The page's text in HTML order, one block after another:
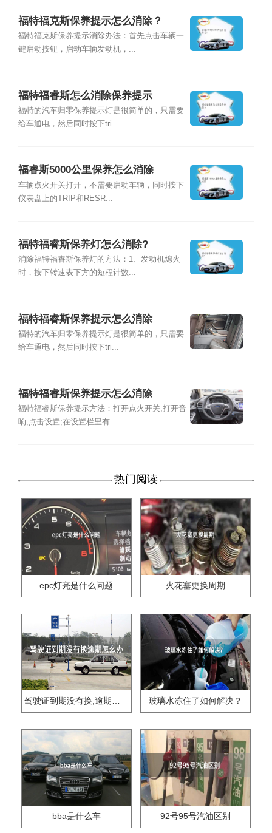
福特福克斯保养提示怎么消除？
福特福克斯保养提示消除办法：首先点击车辆一
键启动按钮，启动车辆发动机，...
福特福睿斯怎么消除保养提示
福特的汽车归零保养提示灯是很简单的，只需要
给车通电，然后同时按下tri...
福睿斯5000公里保养怎么消除
车辆点火开关打开，不需要启动车辆，同时按下
仪表盘上的TRIP和RESR...
福特福睿斯保养灯怎么消除?
消除福特福睿斯保养灯的方法：1、发动机熄火
时，按下转速表下方的短程计数...
福特福睿斯保养提示怎么消除
福特的汽车归零保养提示灯是很简单的，只需要
给车通电，然后同时按下tri...
福特福睿斯保养提示怎么消除
福特福睿斯保养提示方法：打开点火开关,打开音
响,点击设置;在设置栏里有...
热门阅读
epc灯亮是什么问题 火花塞更换周期
驾驶证到期没有换,逾期怎么办?? 玻璃水冻住了如何解决？
bba是什么车 92号95号汽油区别